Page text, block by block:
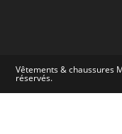
Vêtements & chaussures
réservés.